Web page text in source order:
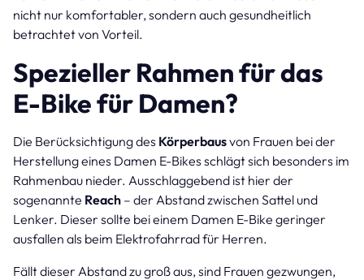
nicht nur komfortabler, sondern auch gesundheitlich
betrachtet von Vorteil.
Spezieller Rahmen für das
E-Bike für Damen?
Die Berücksichtigung des Körperbausvon Frauen bei der
Herstellung eines Damen E-Bikes schlägt sich besonders im
Rahmenbau nieder. Ausschlaggebend ist hier der
sogenannte Reach – der Abstand zwischen Sattel und
Lenker. Dieser sollte bei einem Damen E-Bike geringer
ausfallen als beim Elektrofahrrad für Herren.
Fällt dieser Abstand zu groß aus, sind Frauen gezwungen,